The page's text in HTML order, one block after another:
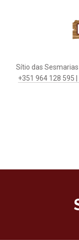
Sítio das Sesmarias
+351 964 128 595